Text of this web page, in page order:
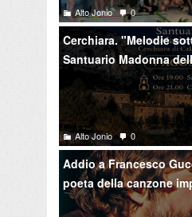
Alto Jonio 0
Cerchiara. "Melodie
Santuario Madonna
Alto Jonio 0
Addio a Francesco
poeta della canzone